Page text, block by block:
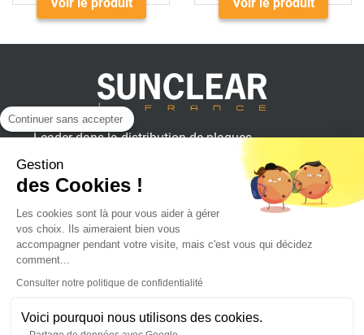
Leader dans la distribution de plaques
plastiques, aluminium et composites
pour professionnels.
SUNCLEAR France
Achat en ligne
Continuer sans accepter
Gestion
des Cookies !
Les cookies sont là pour vous aider à gérer
vos choix. Ils aimeraient bien vous
accompagner pendant votre visite, mais c'est vous qui décidez
comment...
Consulter notre politique de confidentialité
Voici pourquoi nous utilisons des cookies.